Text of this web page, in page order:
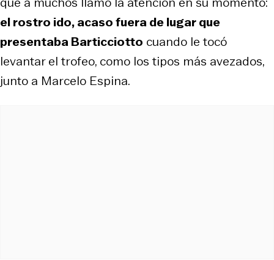
el rostro ido, acaso fuera de lugar que
presentaba Barticciotto cuando le tocó
levantar el trofeo, como los tipos más avezados,
junto a Marcelo Espina.